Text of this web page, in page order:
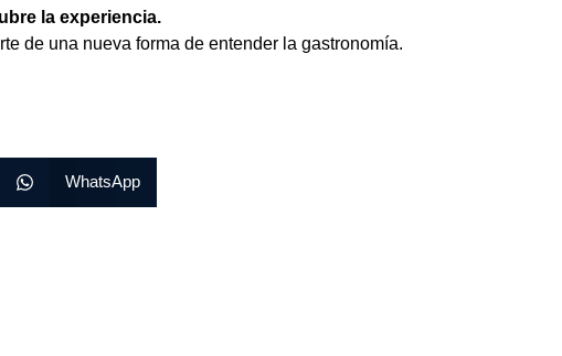
la experiencia.
de una nueva forma de entender la gastronomía.
WhatsApp